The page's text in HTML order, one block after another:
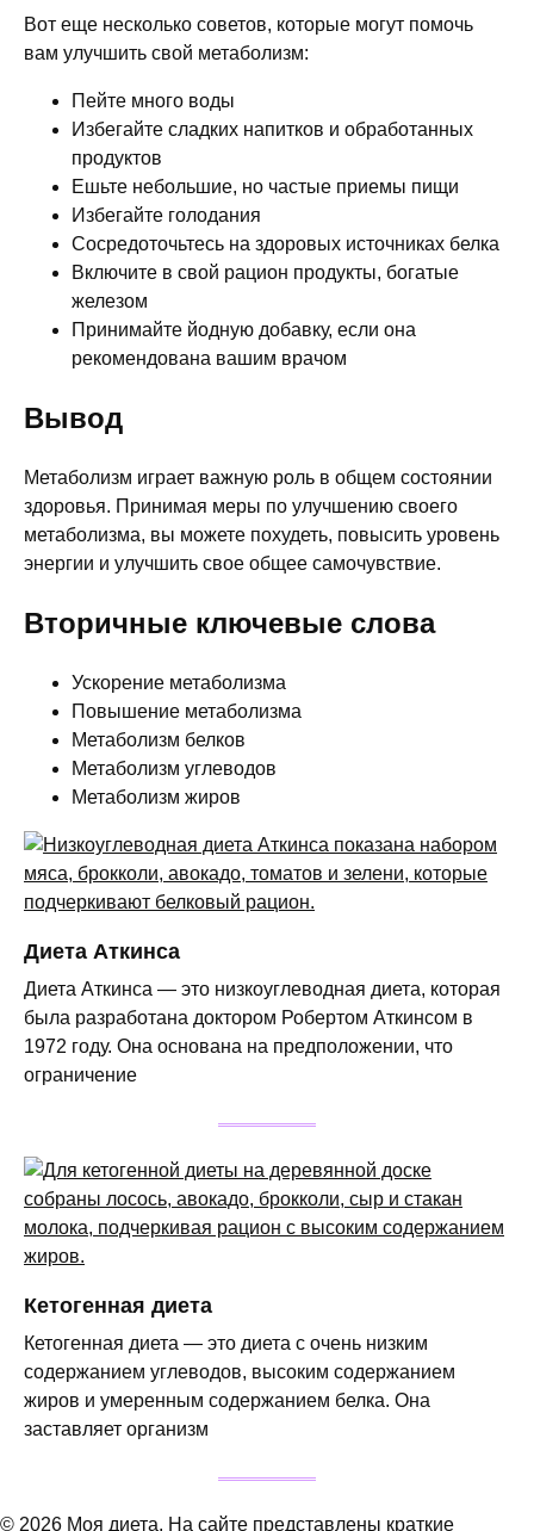
Вот еще несколько советов, которые могут помочь
вам улучшить свой метаболизм:
Пейте много воды
Избегайте сладких напитков и обработанных
продуктов
Ешьте небольшие, но частые приемы пищи
Избегайте голодания
Сосредоточьтесь на здоровых источниках белка
Включите в свой рацион продукты, богатые
железом
Принимайте йодную добавку, если она
рекомендована вашим врачом
Вывод
Метаболизм играет важную роль в общем состоянии
здоровья. Принимая меры по улучшению своего
метаболизма, вы можете похудеть, повысить уровень
энергии и улучшить свое общее самочувствие.
Вторичные ключевые слова
Ускорение метаболизма
Повышение метаболизма
Метаболизм белков
Метаболизм углеводов
Метаболизм жиров
Диета Аткинса
Диета Аткинса — это низкоуглеводная диета, которая
была разработана доктором Робертом Аткинсом в
1972 году. Она основана на предположении, что
ограничение
Кетогенная диета
Кетогенная диета — это диета с очень низким
содержанием углеводов, высоким содержанием
жиров и умеренным содержанием белка. Она
заставляет организм
© 2026 Моя диета. На сайте представлены краткие